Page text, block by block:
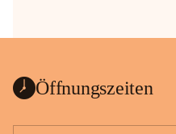
Öffnungszeiten